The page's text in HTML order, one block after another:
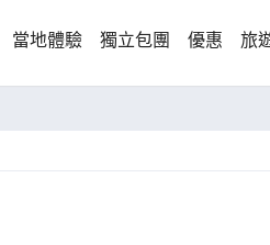
當地體驗 獨立包團 優惠 旅